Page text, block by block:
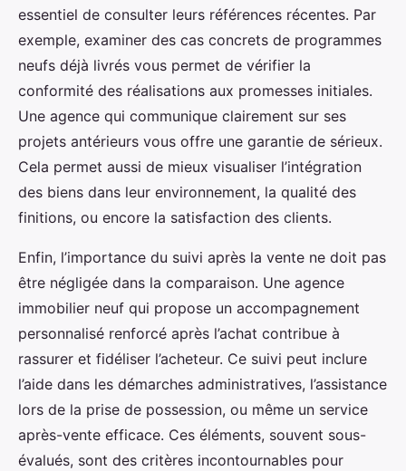
essentiel de consulter leurs références récentes. Par
exemple, examiner des cas concrets de programmes
neufs déjà livrés vous permet de vérifier la
conformité des réalisations aux promesses initiales.
Une agence qui communique clairement sur ses
projets antérieurs vous offre une garantie de sérieux.
Cela permet aussi de mieux visualiser l’intégration
des biens dans leur environnement, la qualité des
finitions, ou encore la satisfaction des clients.
Enfin, l’importance du suivi après la vente ne doit pas
être négligée dans la comparaison. Une agence
immobilier neuf qui propose un accompagnement
personnalisé renforcé après l’achat contribue à
rassurer et fidéliser l’acheteur. Ce suivi peut inclure
l’aide dans les démarches administratives, l’assistance
lors de la prise de possession, ou même un service
après-vente efficace. Ces éléments, souvent sous-
évalués, sont des critères incontournables pour